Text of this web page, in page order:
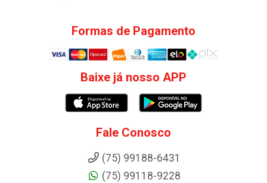
Formas de Pagamento
Baixe já nosso APP
Fale Conosco
(75) 99188-6431
(75) 99118-9228